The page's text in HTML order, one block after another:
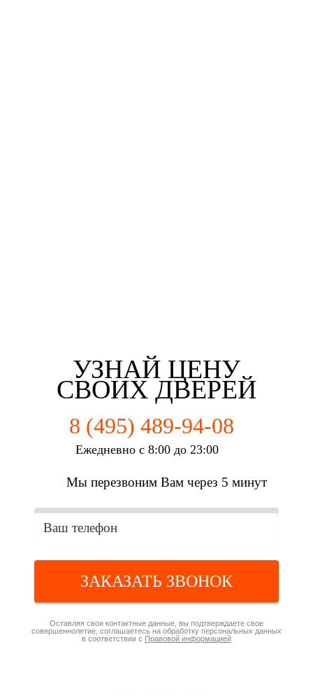
Третьякова Елизаветта
УЗНАЙ ЦЕНУ
СВОИХ ДВЕРЕЙ
8 (495) 489-94-08
Ежедневно с 8:00 до 23:00
Мы перезвоним Вам через 5 минут
ЗАКАЗАТЬ ЗВОНОК
Оставляя свои контактные данные, вы подтверждаете свое
совершеннолетие, соглашаетесь на обработку персональных данных
в соответствии с Правовой информацией